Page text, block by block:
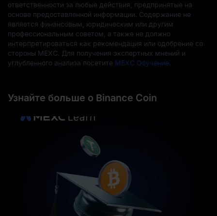
ответственности за любые действия, предпринятые на
основе предоставленной информации. Содержание не
является финансовым, юридическим или другим
профессиональным советом, а также не должно
интерпретироваться как рекомендация или одобрение со
стороны MEXC. Для получения экспертных мнений и
углубленного анализа посетите MEXC Обучение
Узнайте больше о Binance Coin